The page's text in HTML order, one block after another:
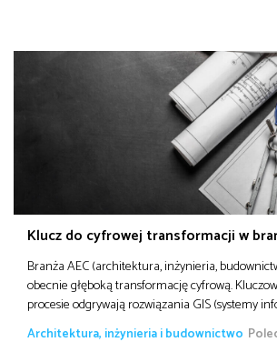
Klucz do cyfrowej transformacji w
Branża AEC (architektura, inżynieria,
obecnie głęboką transformację cyfrową.
procesie odgrywają rozwiązania GIS (systemy
Architektura, inżynieria i budownictwo